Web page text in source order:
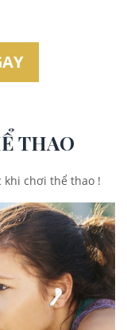
THAO
khi chơi thể thao !